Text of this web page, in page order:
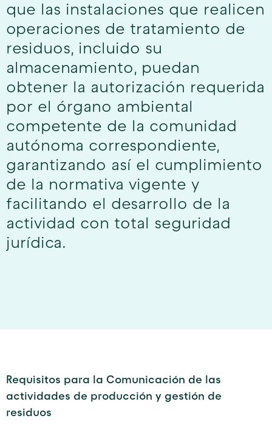
que las instalaciones que realicen
operaciones de tratamiento de
residuos, incluido su
almacenamiento, puedan
obtener la autorización requerida
por el órgano ambiental
competente de la comunidad
autónoma correspondiente,
garantizando así el cumplimiento
de la normativa vigente y
facilitando el desarrollo de la
actividad con total seguridad
jurídica.
Requisitos para la Comunicación de las
actividades de producción y gestión de
residuos